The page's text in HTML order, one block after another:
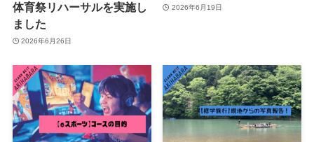
体育祭リハーサルを実施し
ました
2026年6月26日
2026年6月19日